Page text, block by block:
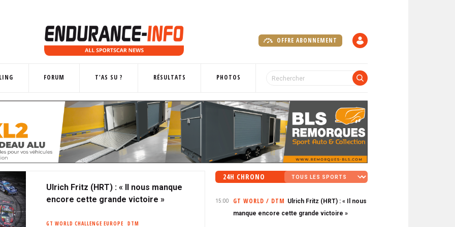
OFFRE ABONNEMENT
FORUM T'AS SU ? RÉSULTATS PHOTOS
Ulrich Fritz (HRT) : « Il nous manque
encore cette grande victoire »
GT WORLD CHALLENGE EUROPE
DTM
24H CHRONO
15:00 GT WORLD / DTM Ulrich Fritz (HRT) : « Il nous
manque encore cette grande victoire »